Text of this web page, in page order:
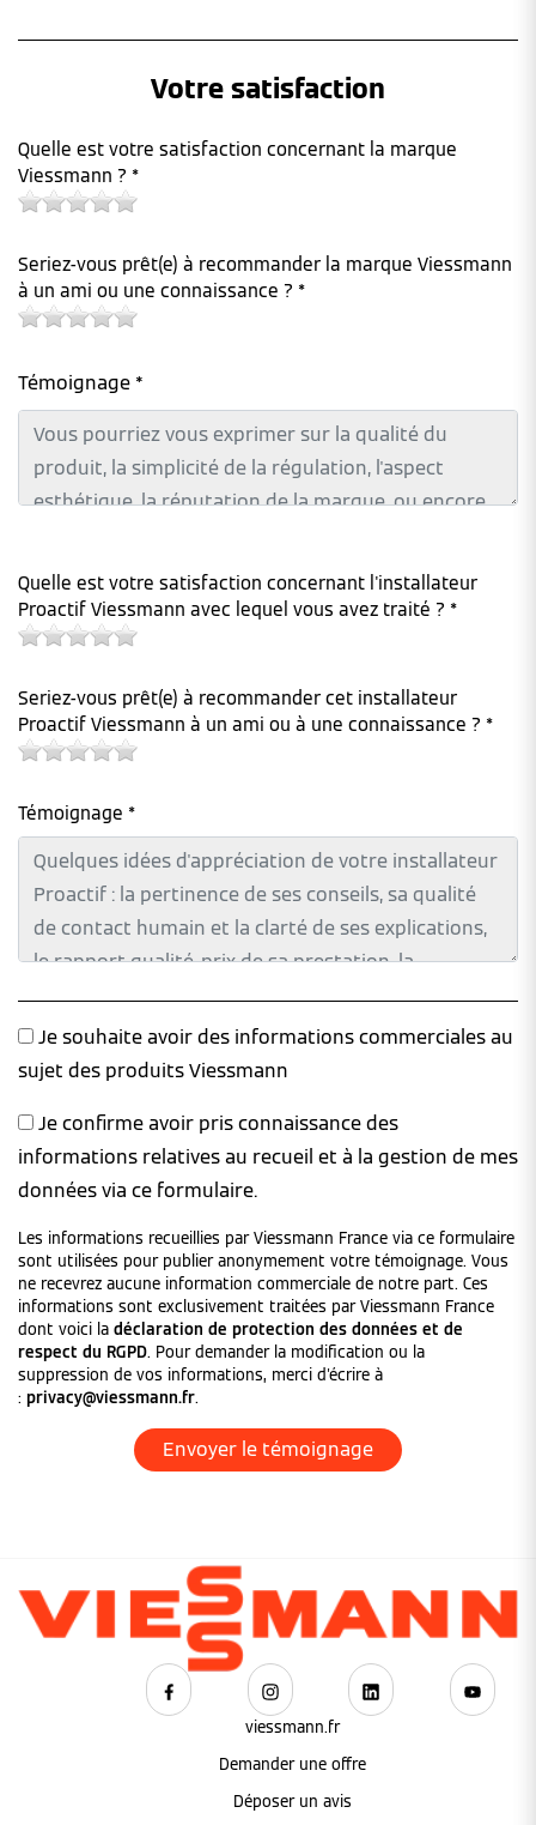
Votre satisfaction
Quelle est votre satisfaction concernant la marque
Viessmann ? *
Seriez-vous prêt(e) à recommander la marque Viessmann
à un ami ou une connaissance ? *
Témoignage *
Quelle est votre satisfaction concernant l'installateur
Proactif Viessmann avec lequel vous avez traité ? *
Seriez-vous prêt(e) à recommander cet installateur
Proactif Viessmann à un ami ou à une connaissance ? *
Témoignage *
Je souhaite avoir des informations commerciales au
sujet des produits Viessmann
Je confirme avoir pris connaissance des
informations relatives au recueil et à la gestion de mes
données via ce formulaire.
Les informations recueillies par Viessmann France via ce formulaire
sont utilisées pour publier anonymement votre témoignage. Vous
ne recevrez aucune information commerciale de notre part. Ces
informations sont exclusivement traitées par Viessmann France
dont voici la déclaration de protection des données et de
respect du RGPD. Pour demander la modification ou la
suppression de vos informations, merci d'écrire à
: privacy@viessmann.fr.
viessmann.fr
Demander une offre
Déposer un avis